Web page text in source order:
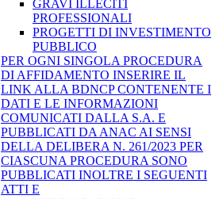
GRAVI ILLECITI
PROFESSIONALI
PROGETTI DI INVESTIMENTO
PUBBLICO
PER OGNI SINGOLA PROCEDURA
DI AFFIDAMENTO INSERIRE IL
LINK ALLA BDNCP CONTENENTE I
DATI E LE INFORMAZIONI
COMUNICATI DALLA S.A. E
PUBBLICATI DA ANAC AI SENSI
DELLA DELIBERA N. 261/2023 PER
CIASCUNA PROCEDURA SONO
PUBBLICATI INOLTRE I SEGUENTI
ATTI E